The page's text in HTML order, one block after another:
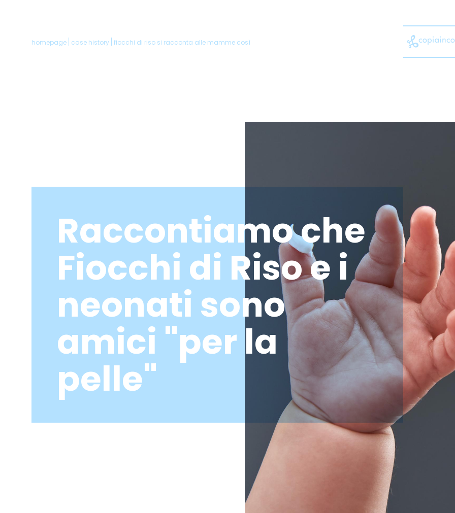
homepage case history fiocchi di riso si racconta alle mamme così
Raccontiamo che
Fiocchi di Riso e i
neonati sono
amici "per la
pelle"
sede
Ciliegine
Case
history
Referenze
Tavolobrain
pack design
promo &
automotive
home living
industria
no
servizi
software & IT turismo